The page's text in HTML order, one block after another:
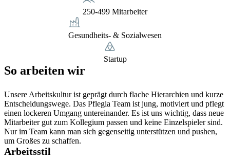
250-499 Mitarbeiter
Gesundheits- & Sozialwesen
Startup
So arbeiten wir
Unsere Arbeitskultur ist geprägt durch flache Hierarchien und kurze
Entscheidungswege. Das Pflegia Team ist jung, motiviert und pflegt
einen lockeren Umgang untereinander. Es ist uns wichtig, dass neue
Mitarbeiter gut zum Kollegium passen und keine Einzelspieler sind.
Nur im Team kann man sich gegenseitig unterstützen und pushen,
um Großes zu schaffen.
Arbeitsstil